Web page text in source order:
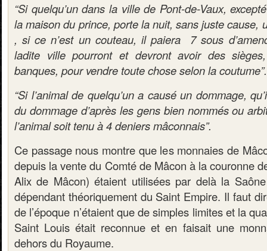
“Si quelqu’un dans la ville de Pont-de-Vaux,
la maison du prince, porte la nuit, sans juste cause,
, si ce n’est un couteau, il paiera 7 sous
ladite ville pourront et devront avoir des
banques, pour vendre toute chose selon la coutume”.
“Si l’animal de quelqu’un a causé un dommage,
du dommage d’après les gens bien nommés ou
l’animal soit tenu à 4 deniers mâconnais”.
Ce passage nous montre que les monnaies de
depuis la vente du Comté de Mâcon à la couronne
Alix de Mâcon) étaient utilisées par delà la
dépendant théoriquement du Saint Empire. Il faut
de l’époque n’étaient que de simples limites et la
Saint Louis était reconnue et en faisait une
dehors du Royaume.